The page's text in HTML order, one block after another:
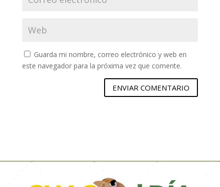
Guarda mi nombre, correo electrónico y web en
este navegador para la próxima vez que comente.
ENVIAR COMENTARIO